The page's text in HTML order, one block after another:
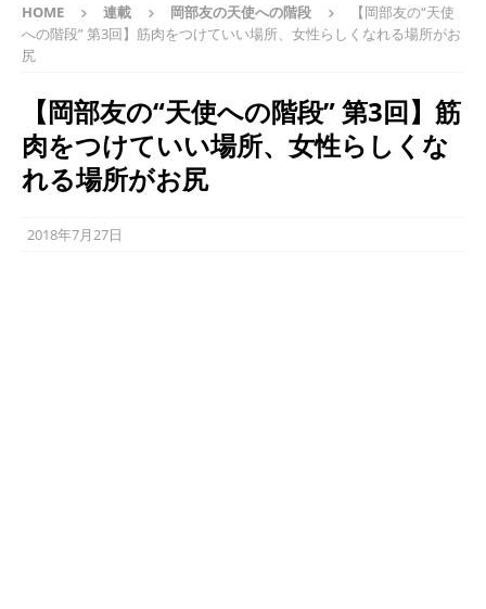
HOME 連載 岡部友の天使への階段
【岡部友の“天使
への階段” 第3回】筋肉をつけていい場所、女性らしくなれる場所がお
尻
【岡部友の“天使への階段” 第3回】筋
肉をつけていい場所、女性らしくな
れる場所がお尻
2018年7月27日